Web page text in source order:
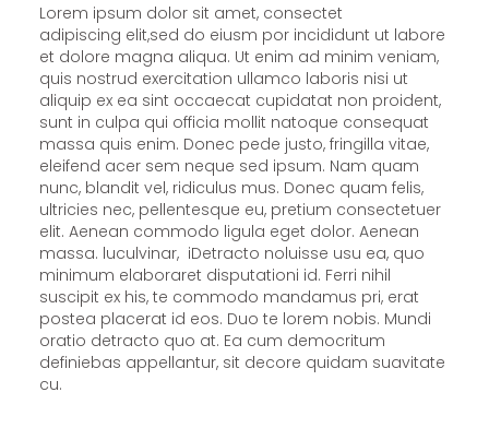
Lorem ipsum dolor sit amet, consectet
adipiscing elit,sed do eiusm por incididunt ut labore
et dolore magna aliqua. Ut enim ad minim veniam,
quis nostrud exercitation ullamco laboris nisi ut
aliquip ex ea sint occaecat cupidatat non proident,
sunt in culpa qui officia mollit natoque consequat
massa quis enim. Donec pede justo, fringilla vitae,
eleifend acer sem neque sed ipsum. Nam quam
nunc, blandit vel, ridiculus mus. Donec quam felis,
ultricies nec, pellentesque eu, pretium consectetuer
elit. Aenean commodo ligula eget dolor. Aenean
massa. luculvinar, iDetracto noluisse usu ea, quo
minimum elaboraret disputationi id. Ferri nihil
suscipit ex his, te commodo mandamus pri, erat
postea placerat id eos. Duo te lorem nobis. Mundi
oratio detracto quo at. Ea cum democritum
definiebas appellantur, sit decore quidam suavitate
cu.